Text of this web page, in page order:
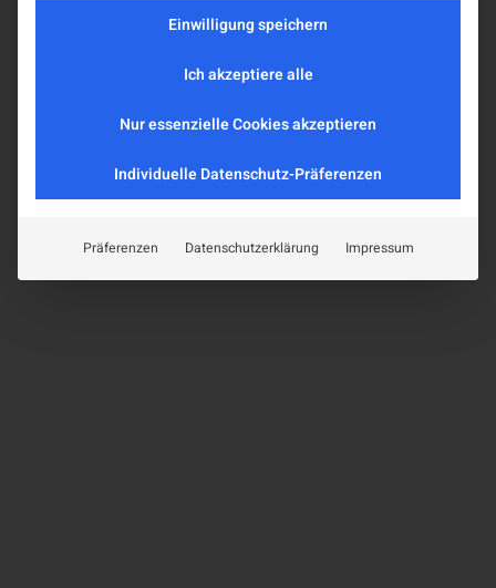
Einwilligung speichern
Ich akzeptiere alle
Nur essenzielle Cookies akzeptieren
Individuelle Datenschutz-Präferenzen
Präferenzen Datenschutzerklärung Impressum